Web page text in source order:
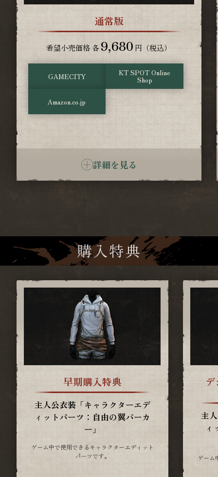
通常版
希望小売価格 各9,680 円（税込）
GAMECITY KT SPOT Online
Shop
Amazon.co.jp
詳細を見る
購入特典
早期購入特典
主人公衣装「キャラクターエデ
ィットパーツ：自由の翼パーカ
ー」
ゲーム中で使用できるキャラクターエディット
パーツです。
主
ィ
ゲーム